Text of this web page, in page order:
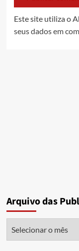
Este site utiliza o
seus dados em
Arquivo das